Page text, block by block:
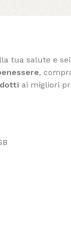
tua salute e
,
ai migliori